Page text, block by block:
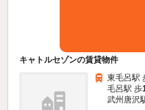
キャトルセゾンの賃貸物件
東毛呂駅
毛呂駅 歩
武州唐沢